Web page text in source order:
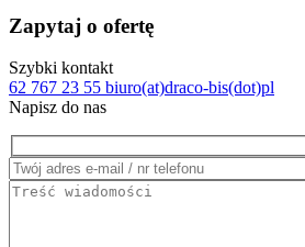
Zapytaj o ofertę
Szybki kontakt
62 767 23 55 biuro(at)draco-bis(dot)pl
Napisz do nas